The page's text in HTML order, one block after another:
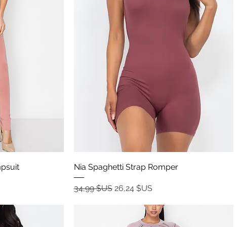
Aperçu rapide
Nia Spaghetti Strap Romper
Prix original
34,99 $US Prix promotionnel
26,24 $US